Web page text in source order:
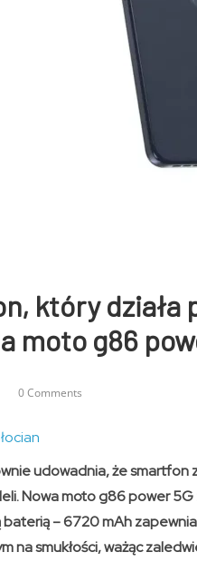
który działa
moto g86
0 Comments
udowadnia, że smartfon
Nowa moto g86 power 5G
baterią – 6720 mAh
na smukłości, ważąc